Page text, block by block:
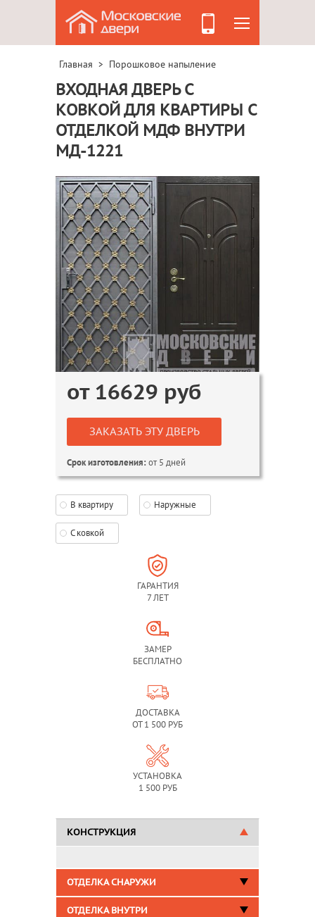
Главная > Порошковое напыление
ВХОДНАЯ ДВЕРЬ С
КОВКОЙ ДЛЯ КВАРТИРЫ С
ОТДЕЛКОЙ МДФ ВНУТРИ
МД-1221
от 16629 руб
ЗАКАЗАТЬ ЭТУ ДВЕРЬ
Срок изготовления:от 5 дней
В квартиру Наружные
С ковкой
ГАРАНТИЯ
7 ЛЕТ
ЗАМЕР
БЕСПЛАТНО
ДОСТАВКА
ОТ 1 500 РУБ
УСТАНОВКА
1 500 РУБ
КОНСТРУКЦИЯ
ОТДЕЛКА СНАРУЖИ
ОТДЕЛКА ВНУТРИ